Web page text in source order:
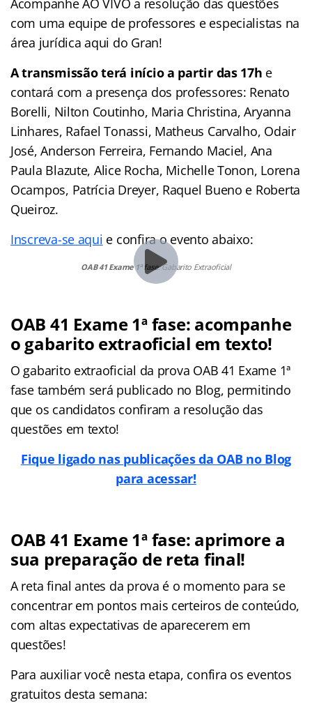
com uma equipe de professores e especialistas na
área jurídica aqui do Gran!
A transmissão terá início a partir das 17h e
contará com a presença dos professores: Renato
Borelli, Nilton Coutinho, Maria Christina, Aryanna
Linhares, Rafael Tonassi, Matheus Carvalho, Odair
José, Anderson Ferreira, Fernando Maciel, Ana
Paula Blazute, Alice Rocha, Michelle Tonon, Lorena
Ocampos, Patrícia Dreyer, Raquel Bueno e Roberta
Queiroz.
Inscreva-se aqui e confira o evento abaixo:
OAB 41 Exame 1ª fase: Gabarito Extraoficial
OAB 41 Exame 1ª fase: acompanhe
o gabarito extraoficial em texto!
O gabarito extraoficial da prova OAB 41 Exame 1ª
fase também será publicado no Blog, permitindo
que os candidatos confiram a resolução das
questões em texto!
Fique ligado nas publicações da OAB no Blog
para acessar!
OAB 41 Exame 1ª fase: aprimore a
sua preparação de reta final!
A reta final antes da prova é o momento para se
concentrar em pontos mais certeiros de conteúdo,
com altas expectativas de aparecerem em
questões!
Para auxiliar você nesta etapa, confira os eventos
gratuitos desta semana: